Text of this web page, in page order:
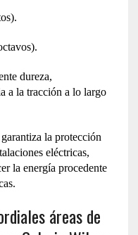
dureza,
a la tracción a lo largo
la protección
eléctricas,
la energía procedente
áreas de